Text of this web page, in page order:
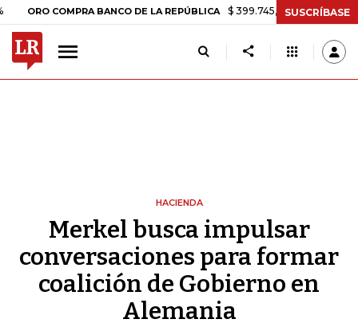
COMPRA BANCO DE LA REPÚBLICA $ 399.745,16 +$ 2.295,71 +0,58%
SUSCRÍBASE
HACIENDA
Merkel busca impulsar
conversaciones para formar
coalición de Gobierno en
Alemania